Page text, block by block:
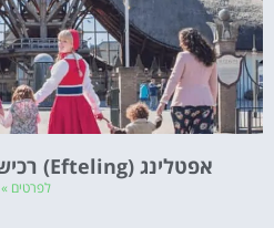
אפטלינג (Efteling) רכישת כרטיסים בהנחה
לפרטים »